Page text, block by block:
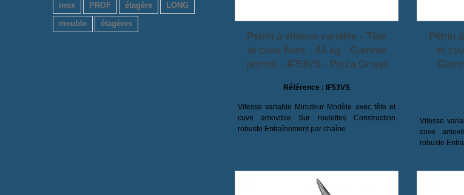
inox
PROF étagère
LONG
meuble
étagères
Pétrin à vitesse variable - Tête
et cuve fixes - 44 kg - Gamme
pétrins - IF53VS - Pizza Group
Référence : IF53VS
Vitesse variable Minuteur Modèle avec tête et
cuve amovible Sur roulettes Construction
robuste Entraînement par chaîne
Pétrin
et
Vitesse
cuve
robuste